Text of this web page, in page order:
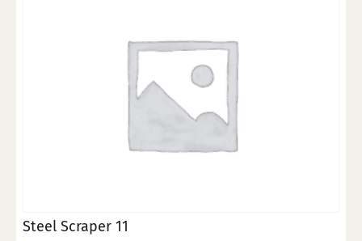
Steel Scraper 11